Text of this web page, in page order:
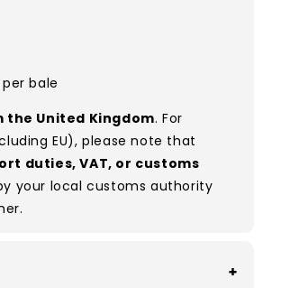
bale
the United Kingdom. For
EU), please note that
duties, VAT, or customs
your local customs authority